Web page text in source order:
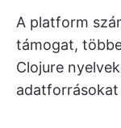
A platform
támogat,
Clojure